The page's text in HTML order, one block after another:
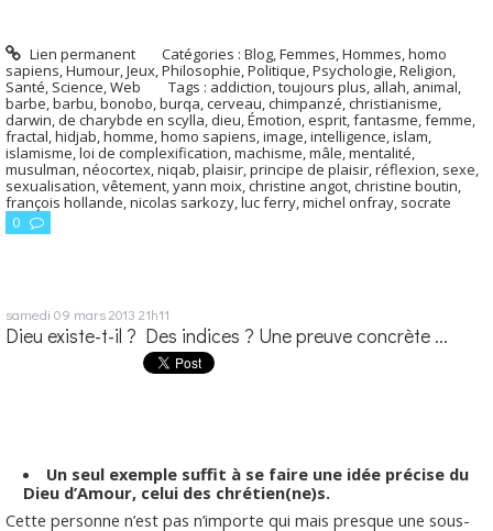
Lien permanent Catégories :Blog ,Femmes ,Hommes, homo
sapiens Humour Jeux Philosophie Politique Psychologie Religion
Santé Science Web Tags : addiction toujours plus allah animal
barbe barbu bonobo burqa cerveau chimpanzé christianisme
darwin de charybde en scylla dieu Émotion esprit fantasme femme
fractal hidjab homme homo sapiens image intelligence islam
islamisme loi de complexification machisme mâle mentalité
musulman néocortex niqab plaisir principe de plaisir réflexion sexe
sexualisation vêtement yann moix christine angot christine boutin
françois hollande nicolas sarkozy luc ferry michel onfray socrate
0
samedi 09 mars 2013 21h11
Dieu existe-t-il ? Des indices ? Une preuve concrète ...
Un seul exemple suffit à se faire une idée précise du
Dieu d’Amour, celui des chrétien(ne)s.
Cette personne n’est pas n’importe qui mais presque une sous-